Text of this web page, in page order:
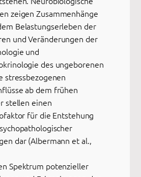
zeigen Zusammenhänge
Belastungserleben der
und Veränderungen der
und
des ungeborenen
stressbezogenen
ab dem frühen
stellen einen
für die Entstehung
dar (Albermann et al.,
Spektrum potenzieller